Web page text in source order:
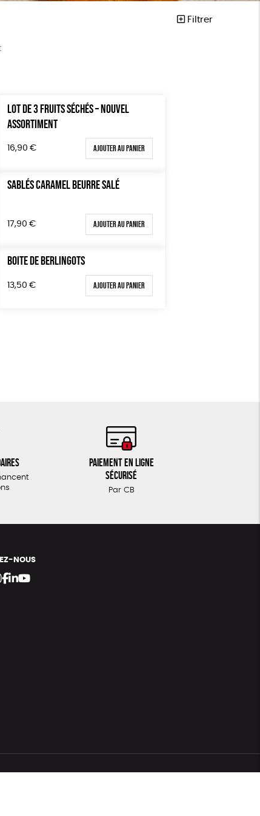
Filtrer
Mots clés
Fabriqué en France
Agriculture Biologique
Fairtrade Vegan
Fabrication artisanale
ESAT
LOT DE 3 FRUITS SÉCHÉS – NOUVEL
ASSORTIMENT
16,90 € Ajouter au panier
SABLÉS CARAMEL BEURRE SALÉ
17,90 € Ajouter au panier
BOITE DE BERLINGOTS
13,50 € Ajouter au panier
Paiement en ligne
sécurisé
Par CB
NOUS